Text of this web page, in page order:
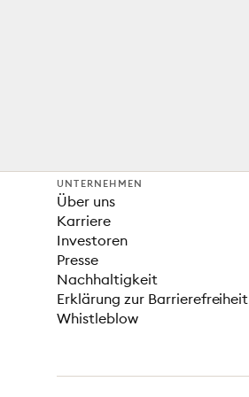
UNTERNEHMEN
Über uns
Karriere
Investoren
Presse
Nachhaltigkeit
Erklärung zur Barrierefreiheit
Whistleblow